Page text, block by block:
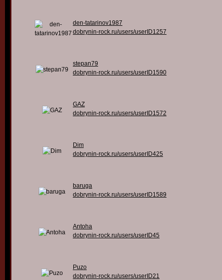
den-tatarinov1987
dobrynin-rock.ru/users/userID1257
stepan79
dobrynin-rock.ru/users/userID1590
GAZ
dobrynin-rock.ru/users/userID1572
Dim
dobrynin-rock.ru/users/userID425
baruga
dobrynin-rock.ru/users/userID1589
Antoha
dobrynin-rock.ru/users/userID45
Puzo
dobrynin-rock.ru/users/userID21